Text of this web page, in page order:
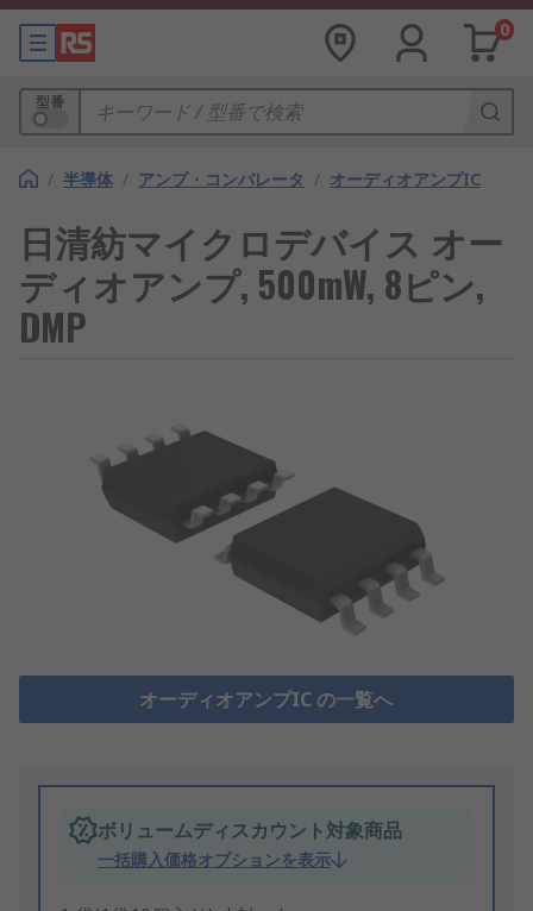
0
型番
/ 半導体 / アンプ・コンパレータ / オーディオアンプIC
日清紡マイクロデバイス オー
ディオアンプ, 500mW, 8ピン,
DMP
オーディオアンプIC の一覧へ
ボリュームディスカウント対象商品
一括購入価格オプションを表示